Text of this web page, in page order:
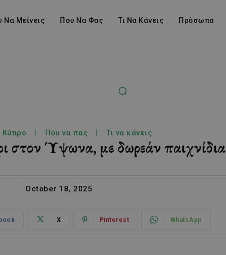
Να Μείνεις Που Να Φας Τι Να Κάνεις Πρόσωπα
Κύπρο Που να πας Τι να κάνεις
στον Ύψωνα, με δωρεάν παιχνίδια
October 18, 2025
X Pinterest WhatsApp